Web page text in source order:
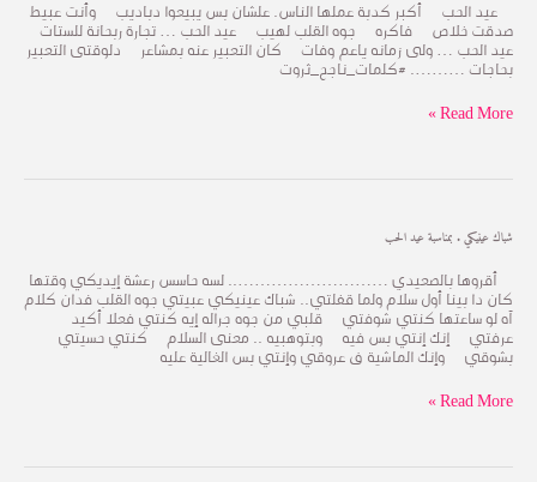
عيد الحب أكبر كدبة عملها الناس. علشان بس يبيعوا دباديب وأنت عبيط
صدقت خلاص فاكره جوه القلب لهيب عيد الحب … تجارة ربحانة للستات
عيد الحب … ولى زمانه ياعم وفات كان التعبير عنه بمشاعر دلوقتى التعبير
بحاجات ………. #كلمات_ناجح_ثروت
أكبر
كدبة
Read More »
شباك عينيكي . بمناسبة عيد الحب
أقروها بالصعيدي ……………………….. لسه حاسس رعشة إيديكي وقتها
كان دا بينا أول سلام ولما قفلتي.. شباك عينيكي عبيتي جوه القلب فدان كلام
آه لو ساعتها كنتي شوفتي قلبي من جوه جراله إيه كنتي فعلا أكيد
عرفتي إنك إنتي بس فيه وبتوهبيه .. معنى السلام كنتي حسيتي
بشوقي وإنك الماشية ف عروقي وإنتي بس الغالية عليه
شباك
بمناسبة
عيد
الحب
Read More »